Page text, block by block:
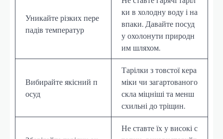
Уникайте різких пере
падів температур
ки в холодну воду і на
впаки. Давайте посуд
у охолонути природн
им шляхом.
Вибирайте якісний п
осуд
Тарілки з товстої кера
міки чи загартованого
скла міцніші та менш
схильні до тріщин.
Не ставте їх у високі с